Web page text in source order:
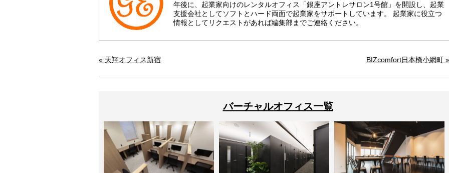
年後に、起業家向けのレンタルオフィス「銀座アントレサロン1号館」を開設し、起業
支援会社としてソフトとハード両面で起業家をサポートしています。 起業家に役立つ
情報としてリクエストがあれば編集部までご連絡ください。
« 天翔オフィス新宿 BIZcomfort日本橋小網町 »
バーチャルオフィス一覧